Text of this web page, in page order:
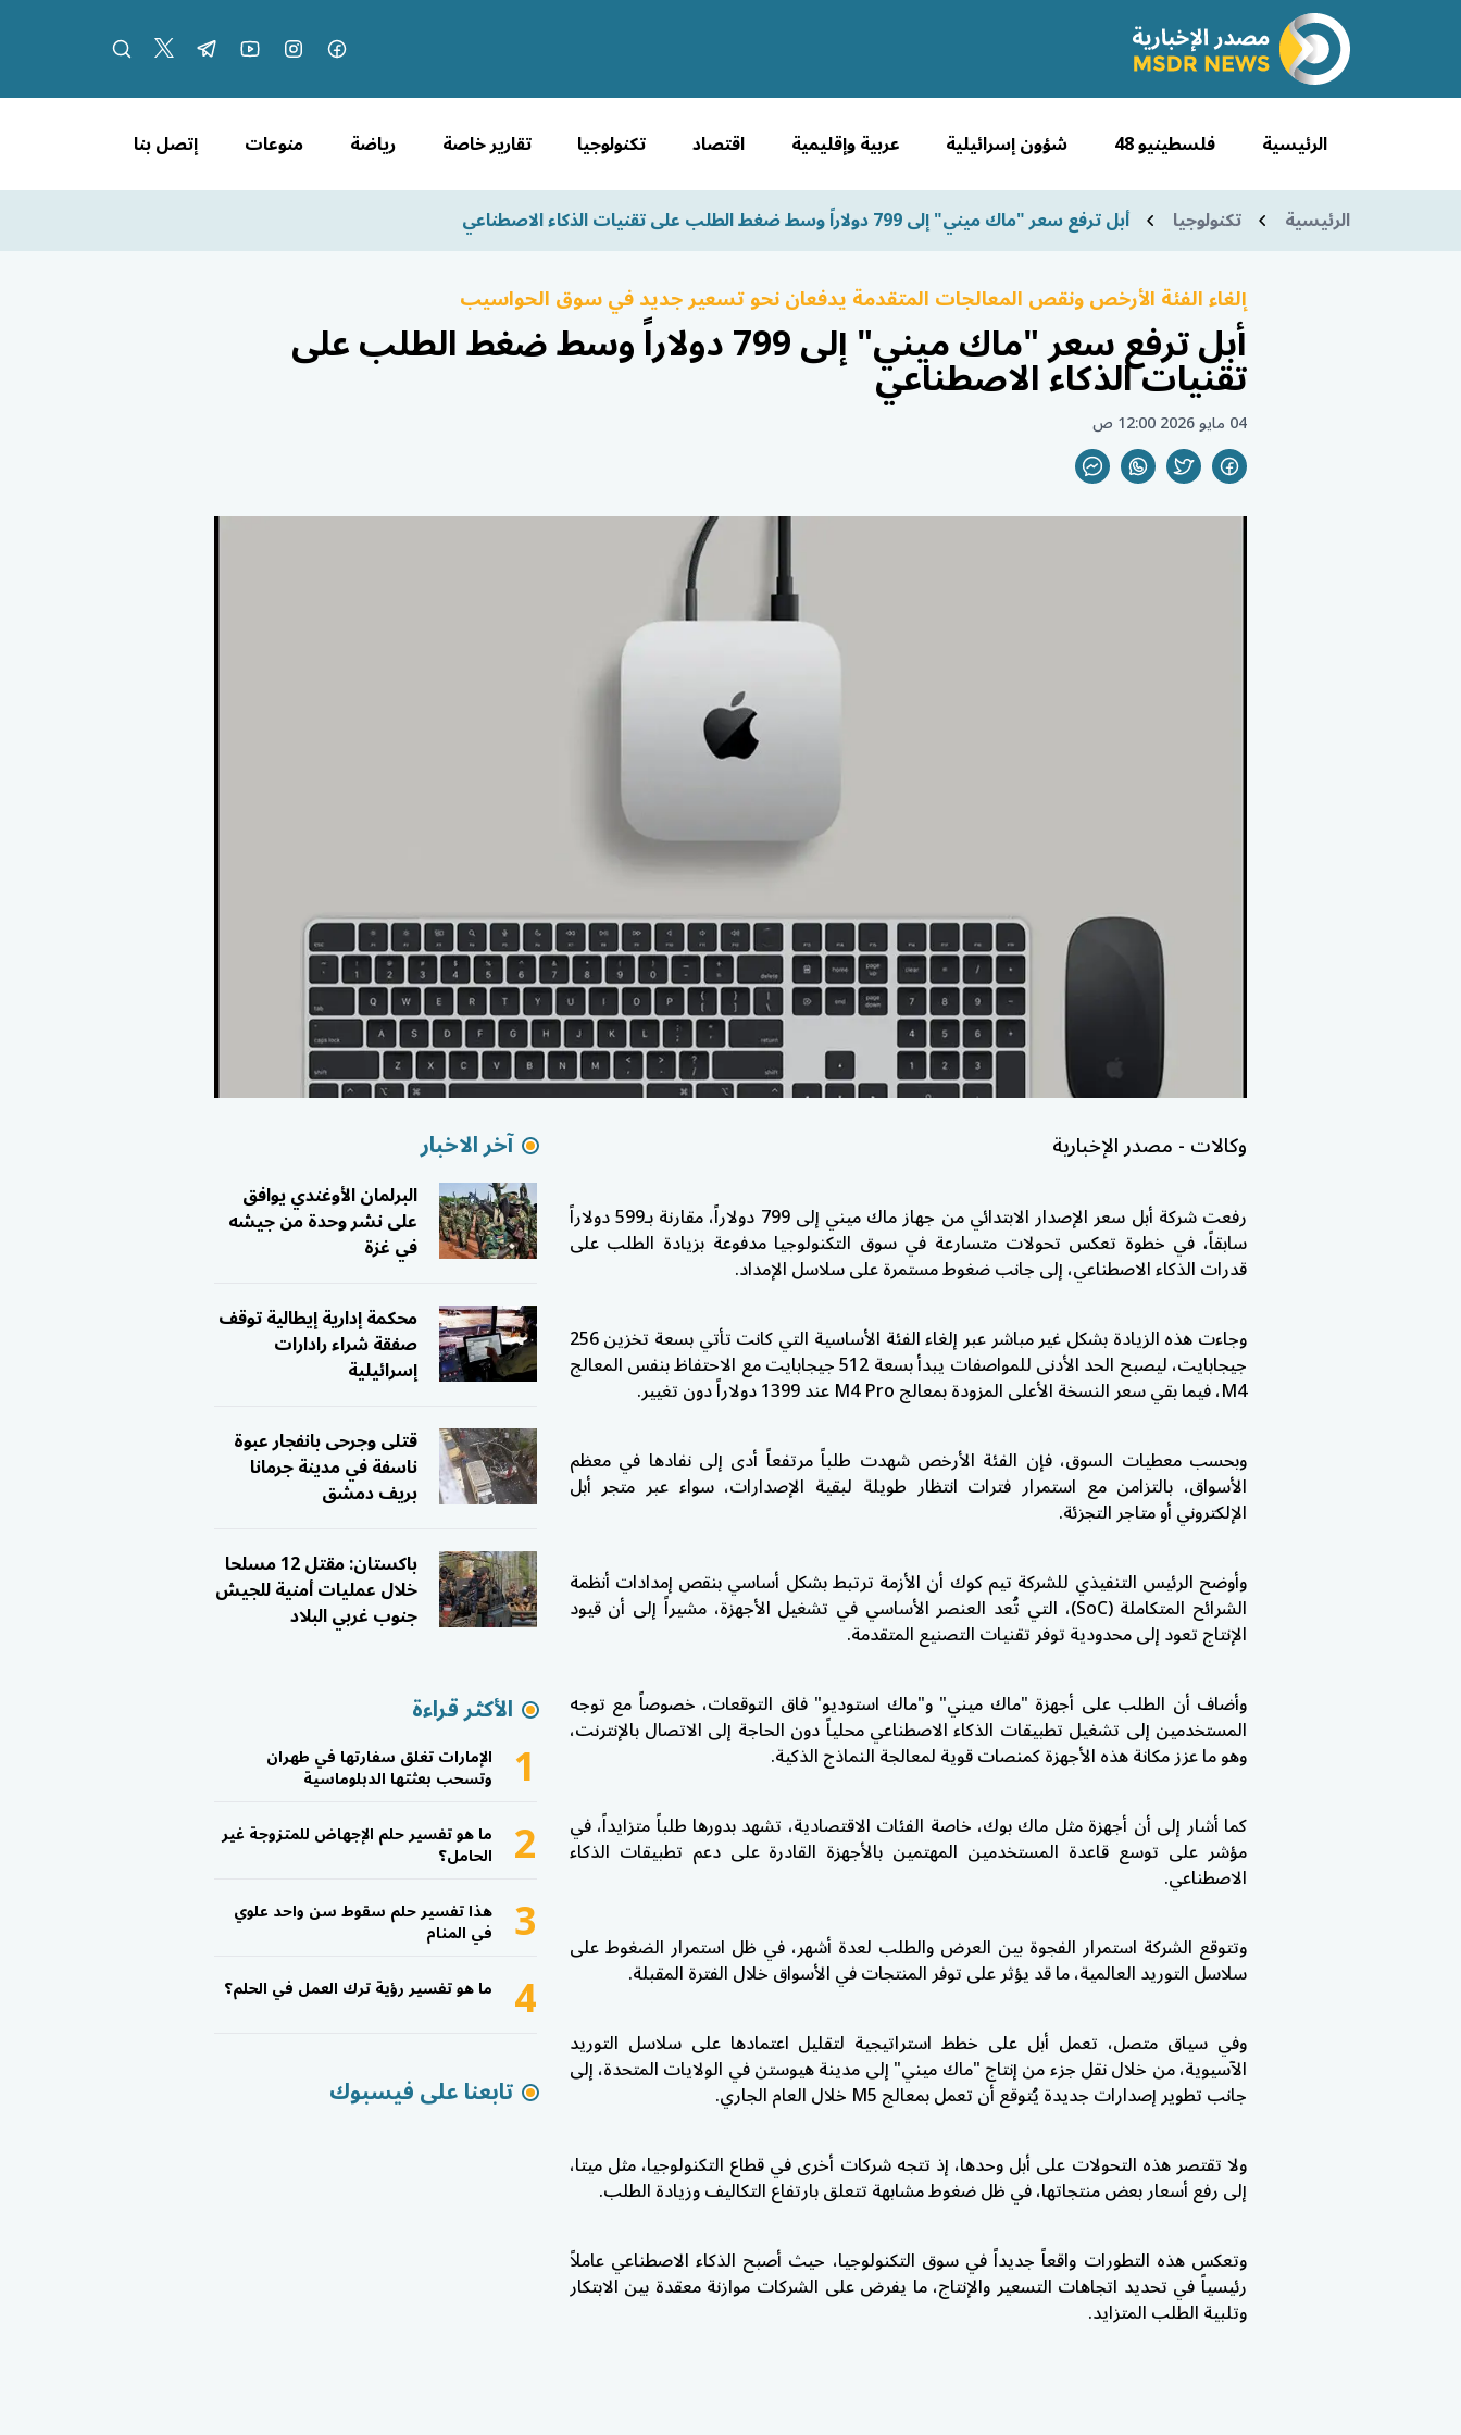
الرئيسية فلسطينيو 48 شؤون إسرائيلية عربية وإقليمية اقتصاد تكنولوجيا تقارير خاصة رياضة منوعات إتصل بنا
الرئيسية تكنولوجيا أبل ترفع سعر "ماك ميني" إلى 799 دولاراً وسط ضغط الطلب على تقنيات الذكاء الاصطناعي
إلغاء الفئة الأرخص ونقص المعالجات المتقدمة يدفعان نحو تسعير جديد في سوق الحواسيب
أبل ترفع سعر "ماك ميني" إلى 799 دولاراً وسط ضغط الطلب على تقنيات الذكاء الاصطناعي
04 مايو 2026 12:00 ص
وكالات - مصدر الإخبارية
رفعت شركة أبل سعر الإصدار الابتدائي من جهاز ماك ميني إلى 799 دولاراً، مقارنة بـ599 دولاراً
سابقاً، في خطوة تعكس تحولات متسارعة في سوق التكنولوجيا مدفوعة بزيادة الطلب على
قدرات الذكاء الاصطناعي، إلى جانب ضغوط مستمرة على سلاسل الإمداد.
وجاءت هذه الزيادة بشكل غير مباشر عبر إلغاء الفئة الأساسية التي كانت تأتي بسعة تخزين 256
جيجابايت، ليصبح الحد الأدنى للمواصفات يبدأ بسعة 512 جيجابايت مع الاحتفاظ بنفس المعالج
M4، فيما بقي سعر النسخة الأعلى المزودة بمعالج M4 Pro عند 1399 دولاراً دون تغيير.
وبحسب معطيات السوق، فإن الفئة الأرخص شهدت طلباً مرتفعاً أدى إلى نفادها في معظم
الأسواق، بالتزامن مع استمرار فترات انتظار طويلة لبقية الإصدارات، سواء عبر متجر أبل
الإلكتروني أو متاجر التجزئة.
وأوضح الرئيس التنفيذي للشركة تيم كوك أن الأزمة ترتبط بشكل أساسي بنقص إمدادات أنظمة
الشرائح المتكاملة (SoC)، التي تُعد العنصر الأساسي في تشغيل الأجهزة، مشيراً إلى أن قيود
الإنتاج تعود إلى محدودية توفر تقنيات التصنيع المتقدمة.
وأضاف أن الطلب على أجهزة "ماك ميني" و"ماك استوديو" فاق التوقعات، خصوصاً مع توجه
المستخدمين إلى تشغيل تطبيقات الذكاء الاصطناعي محلياً دون الحاجة إلى الاتصال بالإنترنت،
وهو ما عزز مكانة هذه الأجهزة كمنصات قوية لمعالجة النماذج الذكية.
كما أشار إلى أن أجهزة مثل ماك بوك، خاصة الفئات الاقتصادية، تشهد بدورها طلباً متزايداً، في
مؤشر على توسع قاعدة المستخدمين المهتمين بالأجهزة القادرة على دعم تطبيقات الذكاء
الاصطناعي.
وتتوقع الشركة استمرار الفجوة بين العرض والطلب لعدة أشهر، في ظل استمرار الضغوط على
سلاسل التوريد العالمية، ما قد يؤثر على توفر المنتجات في الأسواق خلال الفترة المقبلة.
وفي سياق متصل، تعمل أبل على خطط استراتيجية لتقليل اعتمادها على سلاسل التوريد
الآسيوية، من خلال نقل جزء من إنتاج "ماك ميني" إلى مدينة هيوستن في الولايات المتحدة، إلى
جانب تطوير إصدارات جديدة يُتوقع أن تعمل بمعالج M5 خلال العام الجاري.
ولا تقتصر هذه التحولات على أبل وحدها، إذ تتجه شركات أخرى في قطاع التكنولوجيا، مثلميتا،
إلى رفع أسعار بعض منتجاتها، في ظل ضغوط مشابهة تتعلق بارتفاع التكاليف وزيادة الطلب.
وتعكس هذه التطورات واقعاً جديداً في سوق التكنولوجيا، حيث أصبح الذكاء الاصطناعي عاملاً
رئيسياً في تحديد اتجاهات التسعير والإنتاج، ما يفرض على الشركات موازنة معقدة بين الابتكار
وتلبية الطلب المتزايد.
آخر الاخبار
البرلمان الأوغندي يوافق
على نشر وحدة من جيشه
في غزة
محكمة إدارية إيطالية توقف
صفقة شراء رادارات
إسرائيلية
قتلى وجرحى بانفجار عبوة
ناسفة في مدينة جرمانا
بريف دمشق
باكستان: مقتل 12 مسلحا
خلال عمليات أمنية للجيش
جنوب غربي البلاد
الأكثر قراءة
1 الإمارات تغلق سفارتها في طهران
وتسحب بعثتها الدبلوماسية
2 ما هو تفسير حلم الإجهاض للمتزوجة غير
الحامل؟
3 هذا تفسير حلم سقوط سن واحد علوي
في المنام
4 ما هو تفسير رؤية ترك العمل في الحلم؟
تابعنا على فيسبوك